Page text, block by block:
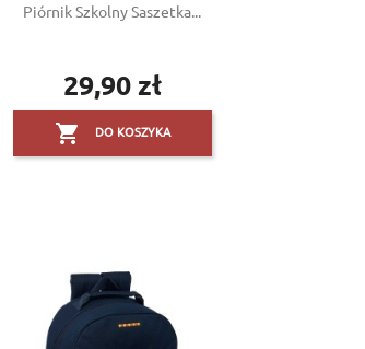
Piórnik Szkolny Saszetka...
Cena
29,90 zł
 DO KOSZYKA